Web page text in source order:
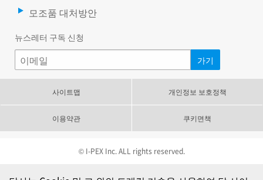
모조품 대처방안
뉴스레터 구독 신청
사이트맵 개인정보 보호정책
이용약관 쿠키면책
© I-PEX Inc. ALL rights reserved.